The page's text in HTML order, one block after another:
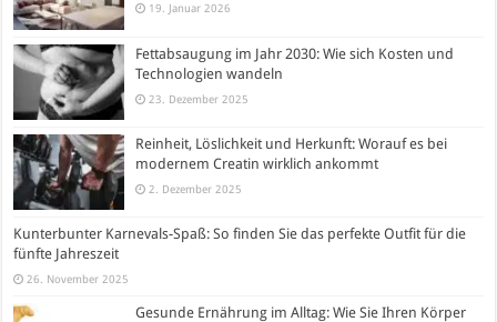
19. Januar 2026
Fettabsaugung im Jahr 2030: Wie sich Kosten und
Technologien wandeln
23. Dezember 2025
Reinheit, Löslichkeit und Herkunft: Worauf es bei
modernem Creatin wirklich ankommt
2. Dezember 2025
Kunterbunter Karnevals-Spaß: So finden Sie das perfekte Outfit für die
fünfte Jahreszeit
26. November 2025
Gesunde Ernährung im Alltag: Wie Sie Ihren Körper